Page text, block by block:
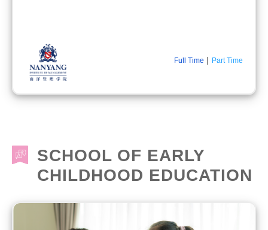
Full Time | Part Time
SCHOOL OF EARLY
CHILDHOOD EDUCATION